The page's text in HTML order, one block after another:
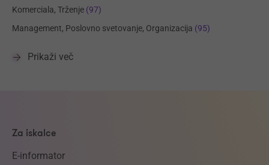
Komerciala, Trženje (97)
Management, Poslovno svetovanje, Organizacija (95)
Prikaži več
Za iskalce
E-informator